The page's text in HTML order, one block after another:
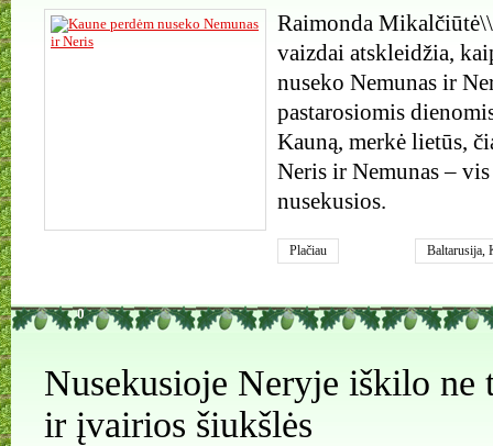
Raimonda
vaizdai atskleidžia,
nuseko Nemunas ir
pastarosiomis
Kauną, merkė lietūs,
Neris ir Nemunas –
nusekusios.
Plačiau Baltarusija,
0
Nusekusioje Neryje iškilo ne
ir įvairios šiukšlės